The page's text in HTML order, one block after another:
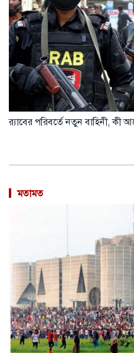
র‍্যাবের পরিবর্তে নতুন বাহিনী,
মতামত